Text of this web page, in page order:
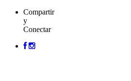
Compartir
y
Conectar